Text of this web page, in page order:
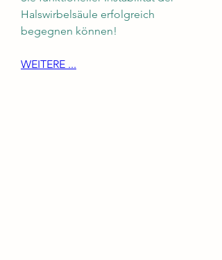
Halswirbelsäule erfolgreich
begegnen können!
WEITERE ...